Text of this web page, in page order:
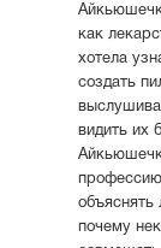
как
хотела
создать
видить их
объяснять
почему